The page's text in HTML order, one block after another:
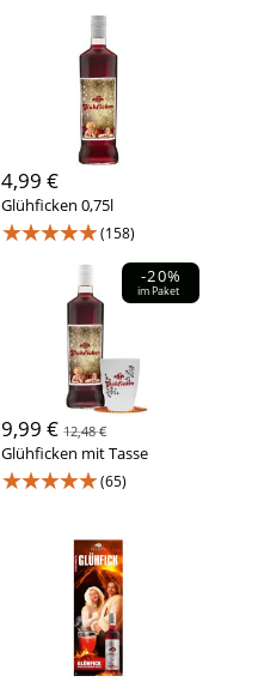
4,99 €
Glühficken 0,75l
★★★★★(158)
-20%
im Paket
9,99 € 12,48 €
Glühficken mit Tasse
★★★★★(65)